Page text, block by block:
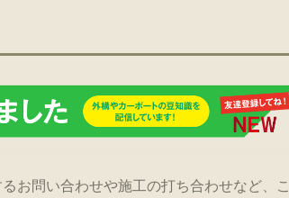
お問い合わせや施工の打ち合わせなど、こ